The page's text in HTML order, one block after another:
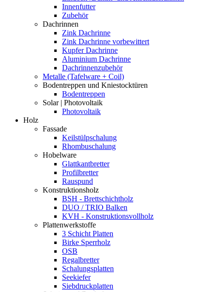
Innenfutter
Zubehör
Dachrinnen
Zink Dachrinne
Zink Dachrinne vorbewittert
Kupfer Dachrinne
Aluminium Dachrinne
Dachrinnenzubehör
Metalle (Tafelware + Coil)
Bodentreppen und Kniestocktüren
Bodentreppen
Solar | Photovoltaik
Photovoltaik
Holz
Fassade
Keilstülpschalung
Rhombuschalung
Hobelware
Glattkantbretter
Profilbretter
Rauspund
Konstruktionsholz
BSH - Brettschichtholz
DUO / TRIO Balken
KVH - Konstruktionsvollholz
Plattenwerkstoffe
3 Schicht Platten
Birke Sperrholz
OSB
Regalbretter
Schalungsplatten
Seekiefer
Siebdruckplatten